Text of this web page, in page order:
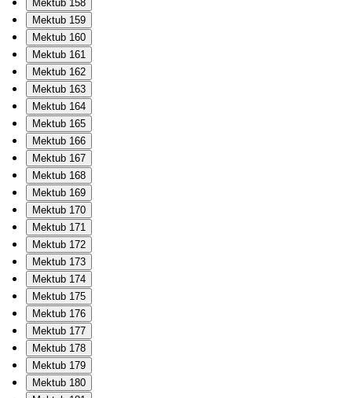
Mektub 158
Mektub 159
Mektub 160
Mektub 161
Mektub 162
Mektub 163
Mektub 164
Mektub 165
Mektub 166
Mektub 167
Mektub 168
Mektub 169
Mektub 170
Mektub 171
Mektub 172
Mektub 173
Mektub 174
Mektub 175
Mektub 176
Mektub 177
Mektub 178
Mektub 179
Mektub 180